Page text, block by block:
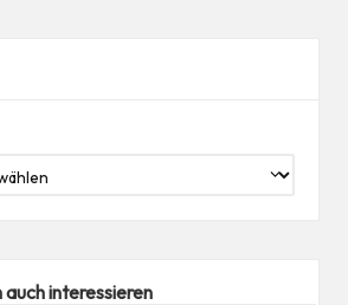
interessieren